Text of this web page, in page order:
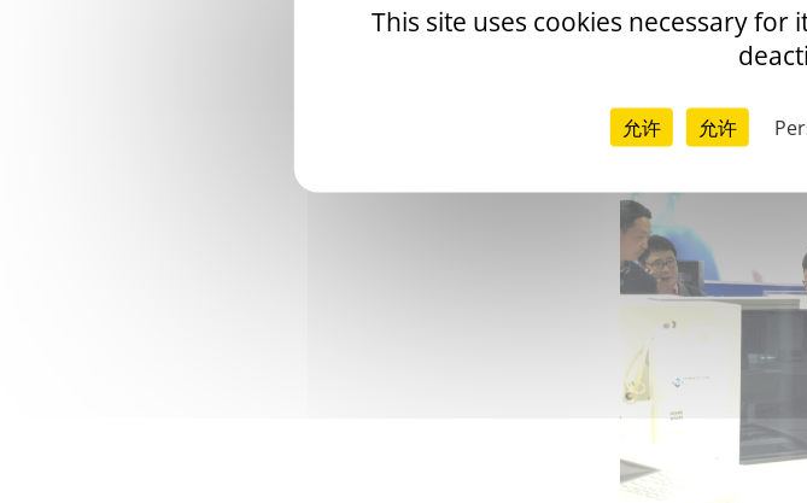
除了创新的展台设计之外，
Express、Emo Smart、Emo
闹非凡。同时我们Emoliz专业的
This site uses cookies necessary
允许 允许